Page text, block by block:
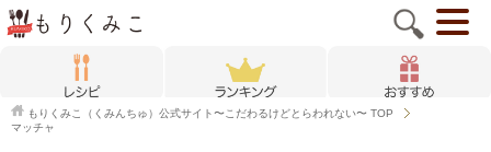
もりくみこ（くみんちゅ）公式サイト〜こだわるけどとらわれない〜 TOP
マッチャ